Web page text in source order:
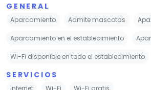
GENERAL
Aparcamiento Admite mascotas
Aparcamiento en el establecimiento
Wi-Fi disponible en todo el establecimiento
SERVICIOS
Internet Wi-Fi Wi-Fi gratis